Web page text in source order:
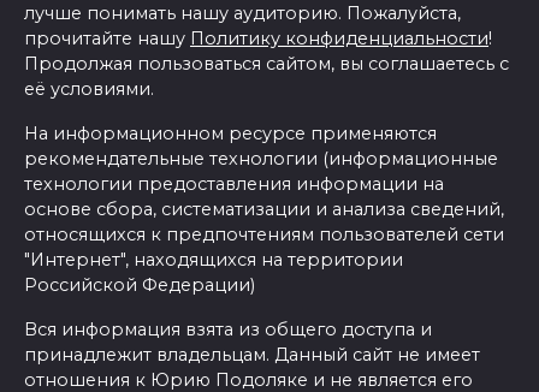
лучше понимать нашу аудиторию. Пожалуйста,
прочитайте нашу Политику конфиденциальности!
Продолжая пользоваться сайтом, вы соглашаетесь с
её условиями.
На информационном ресурсе применяются
рекомендательные технологии (информационные
технологии предоставления информации на
основе сбора, систематизации и анализа сведений,
относящихся к предпочтениям пользователей сети
"Интернет", находящихся на территории
Российской Федерации)
Вся информация взята из общего доступа и
принадлежит владельцам. Данный сайт не имеет
отношения к Юрию Подоляке и не является его